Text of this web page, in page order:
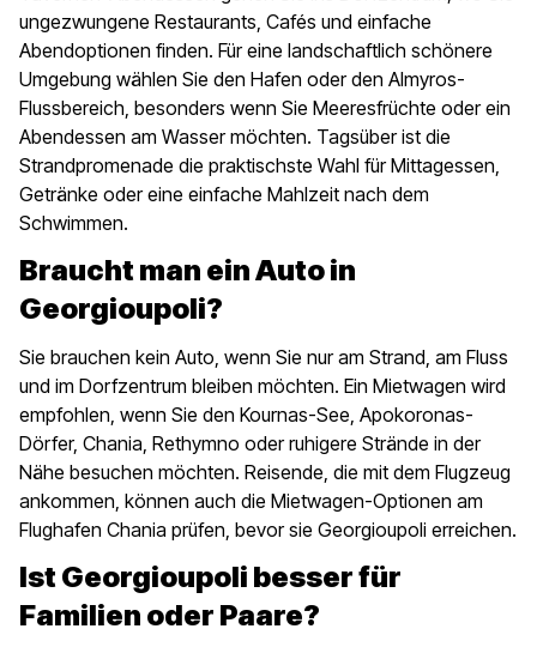
ungezwungene Restaurants, Cafés und einfache
Abendoptionen finden. Für eine landschaftlich schönere
Umgebung wählen Sie den Hafen oder den Almyros-
Flussbereich, besonders wenn Sie Meeresfrüchte oder ein
Abendessen am Wasser möchten. Tagsüber ist die
Strandpromenade die praktischste Wahl für Mittagessen,
Getränke oder eine einfache Mahlzeit nach dem
Schwimmen.
Braucht man ein Auto in
Georgioupoli?
Sie brauchen kein Auto, wenn Sie nur am Strand, am Fluss
und im Dorfzentrum bleiben möchten. Ein Mietwagen wird
empfohlen, wenn Sie den Kournas-See, Apokoronas-
Dörfer, Chania, Rethymno oder ruhigere Strände in der
Nähe besuchen möchten. Reisende, die mit dem Flugzeug
ankommen, können auch die Mietwagen-Optionen am
Flughafen Chania prüfen, bevor sie Georgioupoli erreichen.
Ist Georgioupoli besser für
Familien oder Paare?